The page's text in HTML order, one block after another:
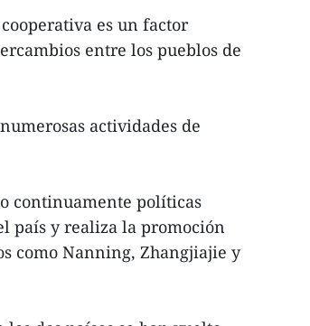
es un factor
entre los pueblos de
actividades de
continuamente políticas
país y realiza la promoción
como Nanning, Zhangjiajie y